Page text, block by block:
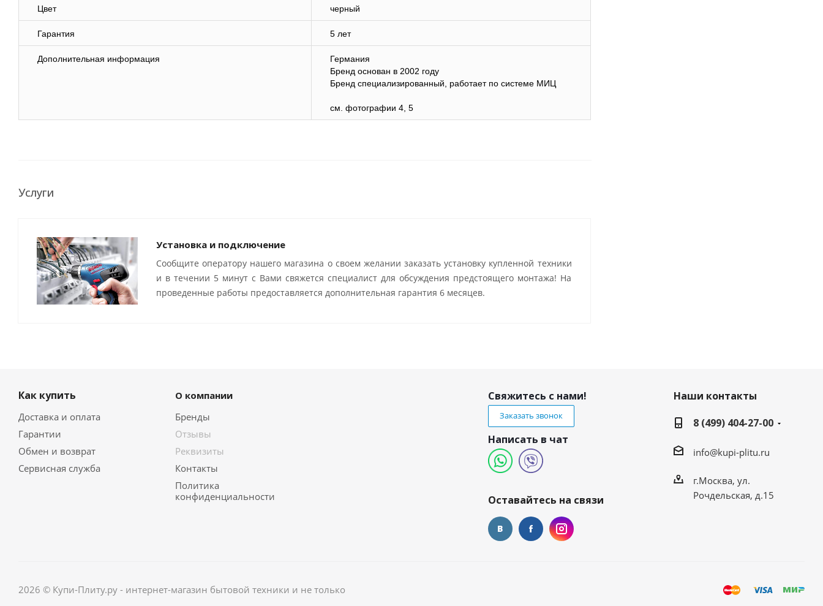
Цвет черный
Гарантия 5 лет
Дополнительная информация
Германия
Бренд основан в 2002 году
Бренд специализированный, работает по системе МИЦ
см. фотографии 4, 5
Услуги
Установка и подключение
Сообщите оператору нашего магазина о своем желании заказать установку купленной техники
и в течении 5 минут с Вами свяжется специалист для обсуждения предстоящего монтажа! На
проведенные работы предоставляется дополнительная гарантия 6 месяцев.
Как купить
Доставка и оплата
Гарантии
Обмен и возврат
Сервисная служба
О компании
Бренды
Отзывы
Реквизиты
Контакты
Политика
конфиденциальности
Свяжитесь с нами!
Заказать звонок
Написать в чат
Оставайтесь на связи
Наши контакты
8 (499) 404-27-00
info@kupi-plitu.ru
г.Москва, ул.
Рочдельская, д.15
2026 © Купи-Плиту.ру - интернет-магазин бытовой техники и не только